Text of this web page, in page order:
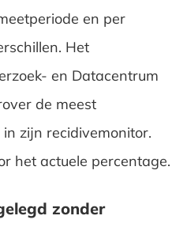
en per
Het
en Datacentrum
de meest
zijn recidivemonitor.
het actuele percentage.
zonder